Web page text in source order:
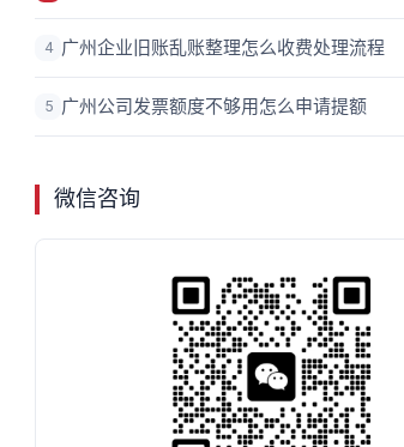
4 广州企业旧账乱账整理怎么收费处理流程
5 广州公司发票额度不够用怎么申请提额
微信咨询